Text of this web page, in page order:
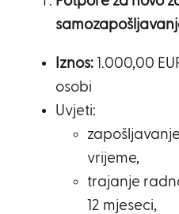
Iznos: 1.000,00
osobi
Uvjeti:
vrijeme,
trajanje
12 mjeseci,